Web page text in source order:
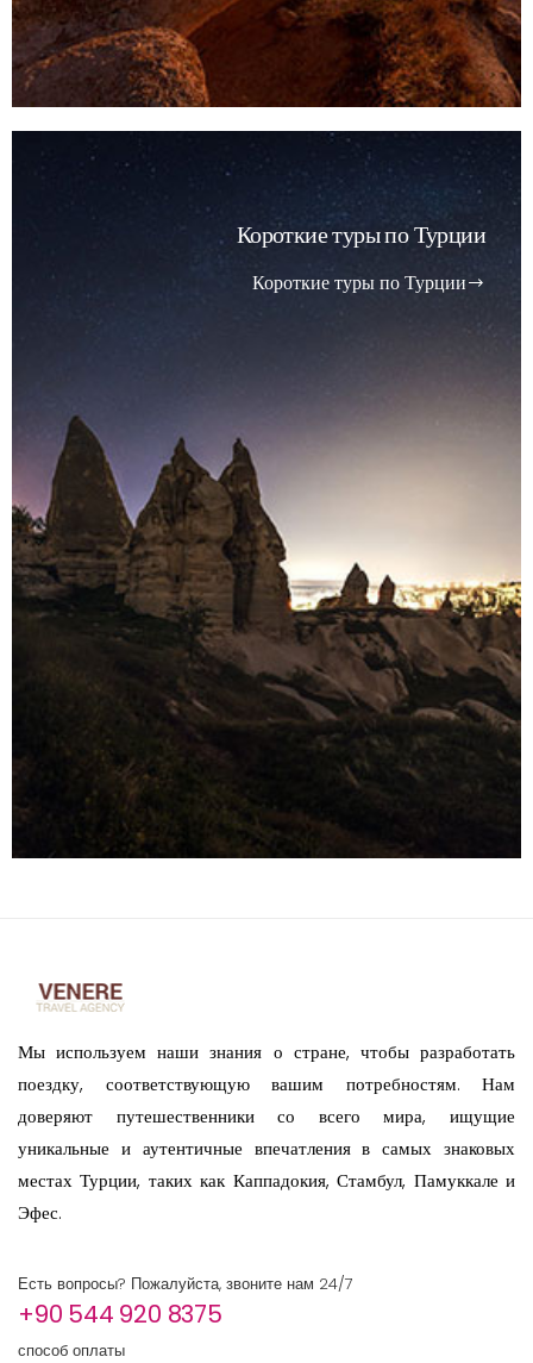
Короткие туры по Турции
Короткие туры по Турции
Мы используем наши знания о стране, чтобы разработать
поездку, соответствующую вашим потребностям. Нам
доверяют путешественники со всего мира, ищущие
уникальные и аутентичные впечатления в самых знаковых
местах Турции, таких как Каппадокия, Стамбул, Памуккале и
Эфес.
Есть вопросы? Пожалуйста, звоните нам 24/7
+90 544 920 8375
способ оплаты